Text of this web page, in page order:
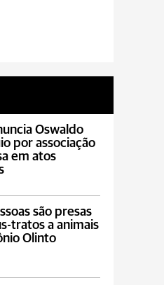
Oswaldo
por associação
em atos
são presas
tratos a animais
Olinto